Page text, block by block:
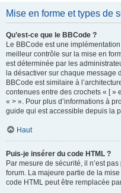
Mise en forme et types de
Qu’est-ce que le BBCode ?
Le BBCode est une
meilleur contrôle sur la mise en
est déterminée par les
la désactiver sur chaque message
BBCode est similaire à
contenues entre des crochets « [ »
« > ». Pour plus d’informations à
guide qui est accessible depuis la
Haut
Puis-je insérer du code HTML ?
Par mesure de sécurité, il n’est
forum. La majeure partie de la
code HTML peut être remplacée